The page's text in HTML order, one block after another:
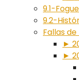
9.1-
9.2-
Fallas de
►
►